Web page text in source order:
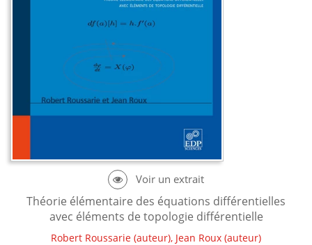
Théorie élémentaire des équations différentielles
avec éléments de topologie différentielle
Robert Roussarie (auteur), Jean Roux (auteur)